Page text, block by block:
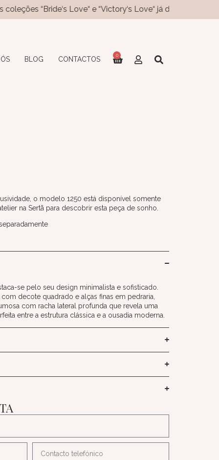
Love“ e “Victory‘s Love“ já disponíveis no site!
BLOG CONTACTOS
0
o modelo 1250 está disponível somente
na Sertã para descobrir esta peça de sonho.
se pelo seu design minimalista e sofisticado.
decote quadrado e alças finas em pedraria,
com racha lateral profunda que revela uma
entre a estrutura clássica e a ousadia moderna.